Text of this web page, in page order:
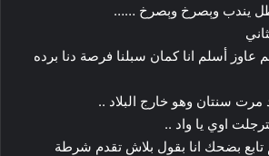
يندب وېصرخ وېصرخ ……
عاوز أسلم انا كمان سبلنا فرصة دنا برده
مرت سنتان وهو خارج البلاد ..
اوي يا واد ..
بضحك انا بقول بلاش تقدم شرطة